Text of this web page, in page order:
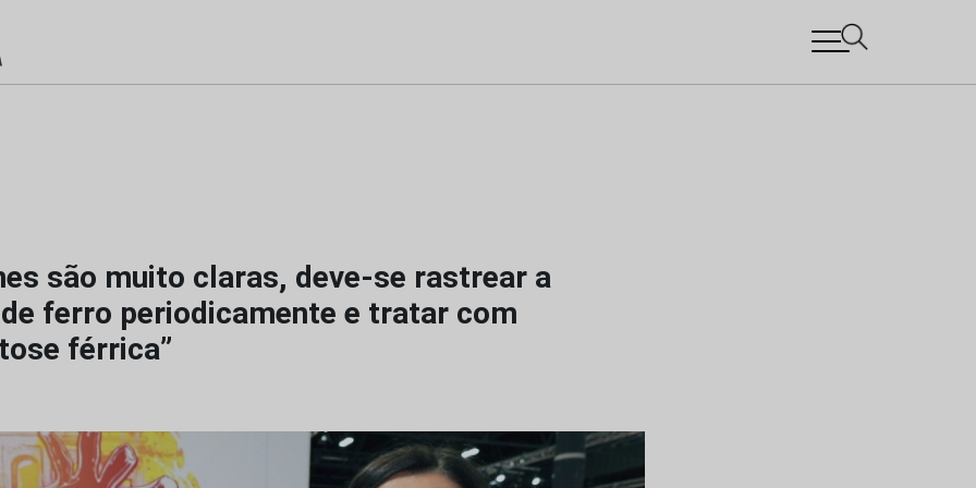
são muito claras, deve-se rastrear a
ferro periodicamente e tratar com
férrica”